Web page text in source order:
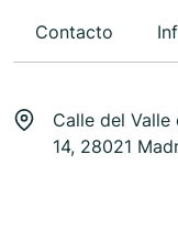
Contacto
Calle del Valle
14, 28021